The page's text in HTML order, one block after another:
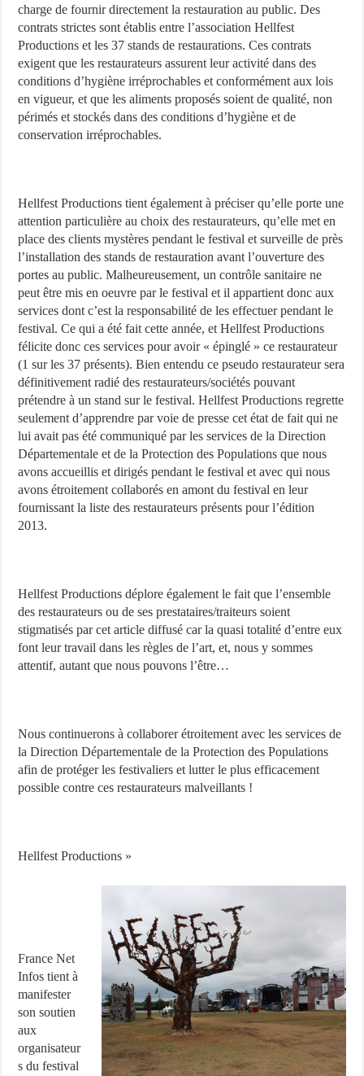
charge de fournir directement la restauration au public. Des
contrats strictes sont établis entre l’association Hellfest
Productions et les 37 stands de restaurations. Ces contrats
exigent que les restaurateurs assurent leur activité dans des
conditions d’hygiène irréprochables et conformément aux lois
en vigueur, et que les aliments proposés soient de qualité, non
périmés et stockés dans des conditions d’hygiène et de
conservation irréprochables.
Hellfest Productions tient également à préciser qu’elle porte une
attention particulière au choix des restaurateurs, qu’elle met en
place des clients mystères pendant le festival et surveille de près
l’installation des stands de restauration avant l’ouverture des
portes au public. Malheureusement, un contrôle sanitaire ne
peut être mis en oeuvre par le festival et il appartient donc aux
services dont c’est la responsabilité de les effectuer pendant le
festival. Ce qui a été fait cette année, et Hellfest Productions
félicite donc ces services pour avoir « épinglé » ce restaurateur
(1 sur les 37 présents). Bien entendu ce pseudo restaurateur sera
définitivement radié des restaurateurs/sociétés pouvant
prétendre à un stand sur le festival. Hellfest Productions regrette
seulement d’apprendre par voie de presse cet état de fait qui ne
lui avait pas été communiqué par les services de la Direction
Départementale et de la Protection des Populations que nous
avons accueillis et dirigés pendant le festival et avec qui nous
avons étroitement collaborés en amont du festival en leur
fournissant la liste des restaurateurs présents pour l’édition
2013.
Hellfest Productions déplore également le fait que l’ensemble
des restaurateurs ou de ses prestataires/traiteurs soient
stigmatisés par cet article diffusé car la quasi totalité d’entre eux
font leur travail dans les règles de l’art, et, nous y sommes
attentif, autant que nous pouvons l’être…
Nous continuerons à collaborer étroitement avec les services de
la Direction Départementale de la Protection des Populations
afin de protéger les festivaliers et lutter le plus efficacement
possible contre ces restaurateurs malveillants !
Hellfest Productions »
France Net
Infos tient à
manifester
son soutien
aux
organisateur
s du festival